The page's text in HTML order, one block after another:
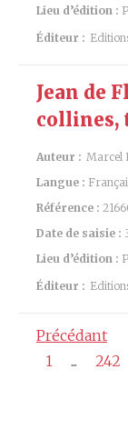
Lieu d’édition :
Éditeur :
Jean de
collines,
Auteur : Marcel
Langue :
Référence :
Date de saisie :
Lieu d’édition :
Éditeur :
Précédant
1
... 242